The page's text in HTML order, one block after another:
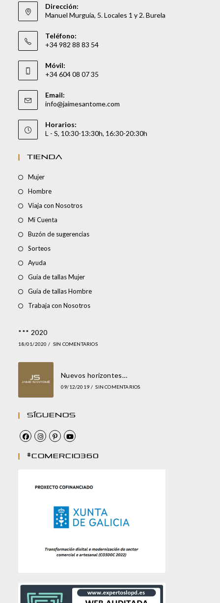
Dirección:
Manuel Murguía, 5. Locales 1 y 2. Burela
Teléfono:
+34 982 88 83 54
Móvil:
+34 604 08 07 35
Email:
info@jaimesantome.com
Horarios:
L - S, 10:30-13:30h, 16:30-20:30h
TIENDA
Mujer
Hombre
Viaja con Nosotros
Mi Cuenta
Buzón de sugerencias
Sorteos
Ayuda
Guía de tallas Mujer
Guía de tallas Hombre
Trabaja con Nosotros
*** 2020
18/01/2020 / SIN COMENTARIOS
Nuevos horizontes…
09/12/2019 / SIN COMENTARIOS
Síguenos
#comercio360